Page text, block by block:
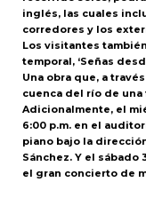
inglés, las cuales
corredores y los
Los visitantes
temporal, ‘Señas
Una obra que, a
cuenca del río de una
Adicionalmente, el
6:00 p.m. en el
piano bajo la
Sánchez. Y el sábado
el gran concierto de